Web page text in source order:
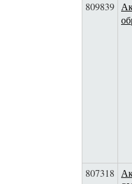
809839
807318